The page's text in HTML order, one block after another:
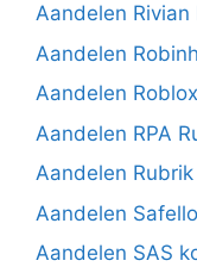
Aandelen Rivian
Aandelen
Aandelen
Aandelen RPA
Aandelen
Aandelen
Aandelen SAS